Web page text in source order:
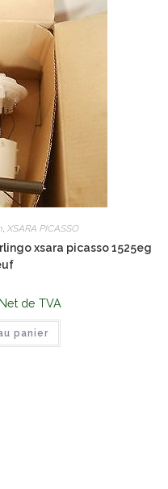
,XSARA PICASSO
xsara picasso 1525eg
Net de TVA
panier